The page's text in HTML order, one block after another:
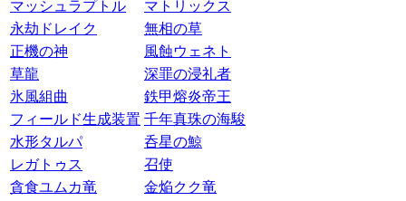
マッシュラプトル
マトリックス
永劫ドレイク
無相の草
正機の神
風蝕ウェネト
草龍
深罪の浸礼者
氷風組曲
鉄甲熔炎帝王
フィールド生成装置 千年真珠の海駿
水形タルパ
呑星の鯨
レガトゥス
召使
貪食ユムカ竜
金焔クク竜